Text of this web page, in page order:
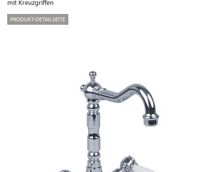
mit Kreuzgriffen
PRODUKT-DETAILSEITE